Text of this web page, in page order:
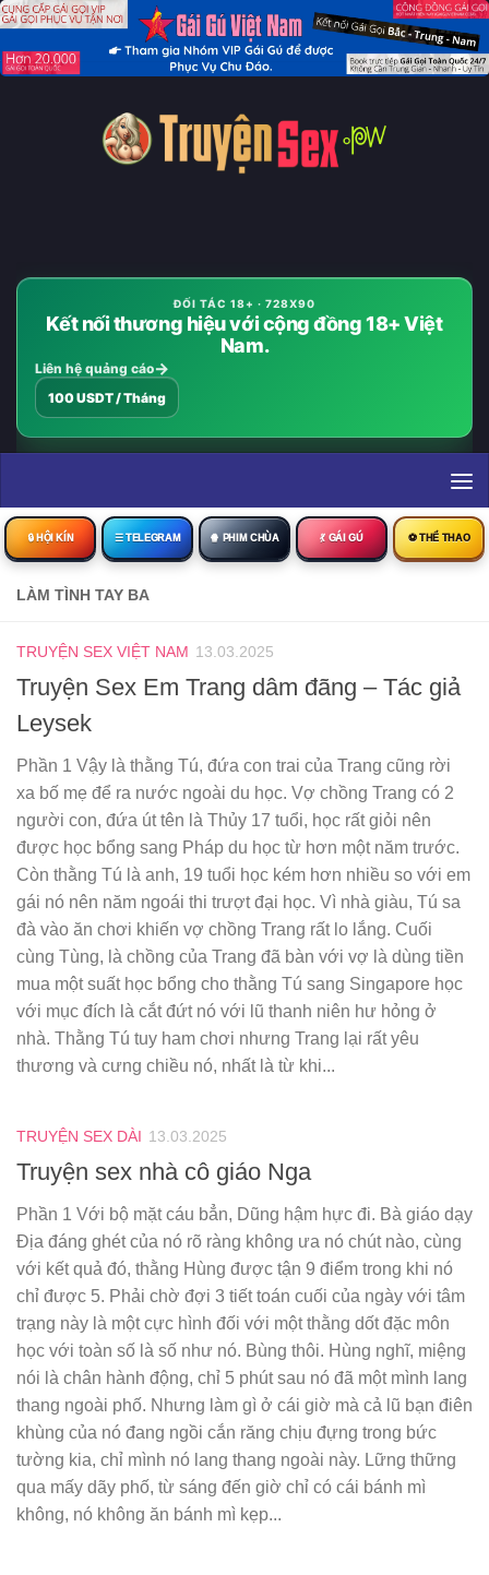
Skip to content
ĐỐI TÁC 18+ · 728X90
Kết nối thương hiệu với cộng đồng 18+ Việt
Nam.
Liên hệ quảng cáo
100 USDT / Tháng
🔒︎ HỘI KÍN ☰ TELEGRAM 🍿 PHIM CHÙA 💃 GÁI GÚ ⚽ THỂ THAO
LÀM TÌNH TAY BA
TRUYỆN SEX VIỆT NAM 13.03.2025
Truyện Sex Em Trang dâm đãng – Tác giả
Leysek
Phần 1 Vậy là thằng Tú, đứa con trai của Trang cũng rời
xa bố mẹ để ra nước ngoài du học. Vợ chồng Trang có 2
người con, đứa út tên là Thủy 17 tuổi, học rất giỏi nên
được học bổng sang Pháp du học từ hơn một năm trước.
Còn thằng Tú là anh, 19 tuổi học kém hơn nhiều so với em
gái nó nên năm ngoái thi trượt đại học. Vì nhà giàu, Tú sa
đà vào ăn chơi khiến vợ chồng Trang rất lo lắng. Cuối
cùng Tùng, là chồng của Trang đã bàn với vợ là dùng tiền
mua một suất học bổng cho thằng Tú sang Singapore học
với mục đích là cắt đứt nó với lũ thanh niên hư hỏng ở
nhà. Thằng Tú tuy ham chơi nhưng Trang lại rất yêu
thương và cưng chiều nó, nhất là từ khi...
TRUYỆN SEX DÀI 13.03.2025
Truyện sex nhà cô giáo Nga
Phần 1 Với bộ mặt cáu bẳn, Dũng hậm hực đi. Bà giáo dạy
Địa đáng ghét của nó rõ ràng không ưa nó chút nào, cùng
với kết quả đó, thằng Hùng được tận 9 điểm trong khi nó
chỉ được 5. Phải chờ đợi 3 tiết toán cuối của ngày với tâm
trạng này là một cực hình đối với một thằng dốt đặc môn
học với toàn số là số như nó. Bùng thôi. Hùng nghĩ, miệng
nói là chân hành động, chỉ 5 phút sau nó đã một mình lang
thang ngoài phố. Nhưng làm gì ở cái giờ mà cả lũ bạn điên
khùng của nó đang ngồi cắn răng chịu đựng trong bức
tường kia, chỉ mình nó lang thang ngoài này. Lững thững
qua mấy dãy phố, từ sáng đến giờ chỉ có cái bánh mì
không, nó không ăn bánh mì kẹp...